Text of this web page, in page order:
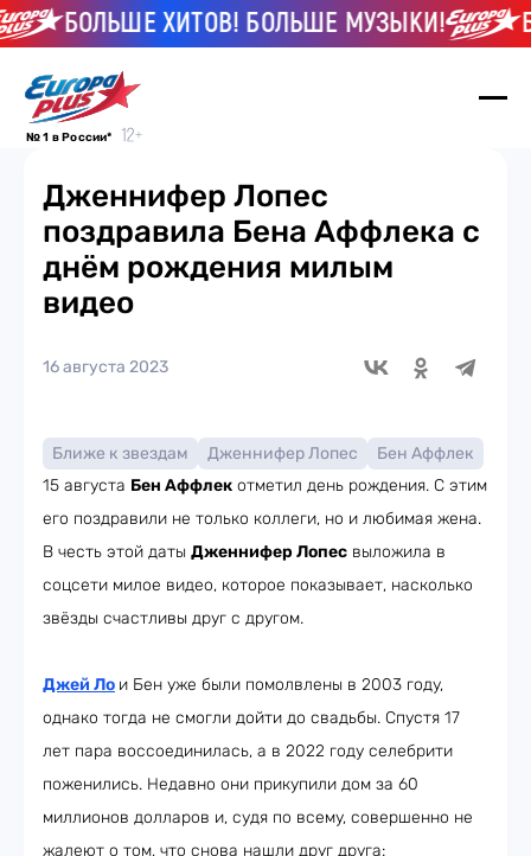
БОЛЬШЕ ХИТОВ! БОЛЬШЕ МУЗЫКИ!
№ 1 в России*
Дженнифер Лопес
поздравила Бена Аффлека с
днём рождения милым
видео
16 августа 2023
Ближе к звездам Дженнифер Лопес
Бен Аффлек
15 августа Бен Аффлек отметил день рождения. С этим
его поздравили не только коллеги, но и любимая жена.
В честь этой даты Дженнифер Лопес выложила в
соцсети милое видео, которое показывает, насколько
звёзды счастливы друг с другом.
Джей Ло и Бен уже были помолвлены в 2003 году,
однако тогда не смогли дойти до свадьбы. Спустя 17
лет пара воссоединилась, а в 2022 году селебрити
поженились. Недавно они прикупили дом за 60
миллионов долларов и, судя по всему, совершенно не
жалеют о том, что снова нашли друг друга: